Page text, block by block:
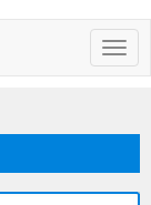
N
a
a
i
o